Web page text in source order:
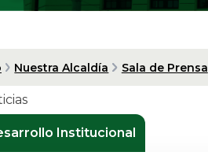
Nuestra Alcaldía Sala de Prensa
Institucional